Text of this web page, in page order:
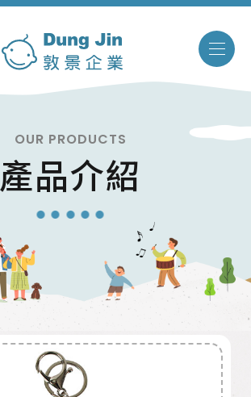
OUR PRODUCTS
產品介紹